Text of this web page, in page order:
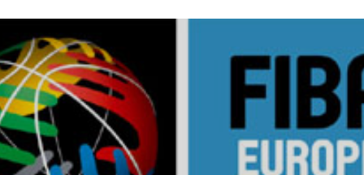
PROJETOS
LIGA BETCLIC MASCULINA
LIGA BETCLIC FEMININA